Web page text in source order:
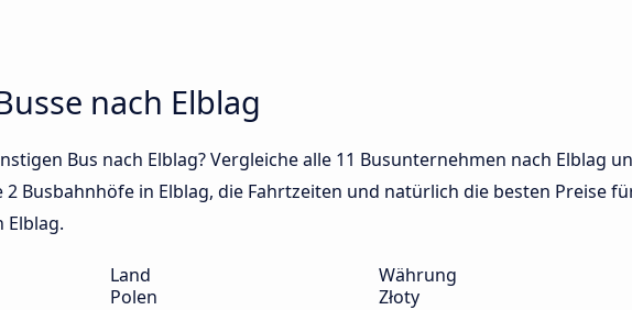
nach Elblag
Bus nach Elblag? Vergleiche alle 11 Busunternehmen nach Elblag
Busbahnhöfe in Elblag, die Fahrtzeiten und natürlich die besten Preise
Elblag.
Land
Polen
Währung
Złoty